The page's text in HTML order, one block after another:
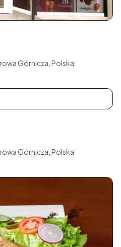
Górnicza, Polska
Górnicza, Polska